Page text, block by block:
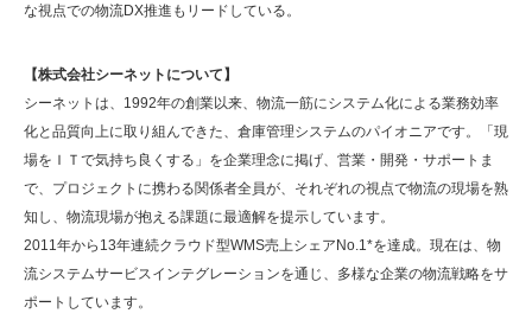
な視点での物流DX推進もリードしている。
【株式会社シーネットについて】
シーネットは、1992年の創業以来、物流一筋にシステム化による業務効率
化と品質向上に取り組んできた、倉庫管理システムのパイオニアです。「現
場をＩＴで気持ち良くする」を企業理念に掲げ、営業・開発・サポートま
で、プロジェクトに携わる関係者全員が、それぞれの視点で物流の現場を熟
知し、物流現場が抱える課題に最適解を提示しています。
2011年から13年連続クラウド型WMS売上シェアNo.1*を達成。現在は、物
流システムサービスインテグレーションを通じ、多様な企業の物流戦略をサ
ポートしています。